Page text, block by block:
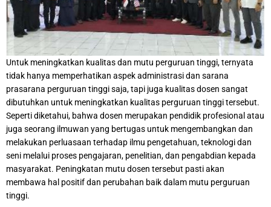
Untuk meningkatkan kualitas dan mutu perguruan tinggi, ternyata
tidak hanya memperhatikan aspek administrasi dan sarana
prasarana perguruan tinggi saja, tapi juga kualitas dosen sangat
dibutuhkan untuk meningkatkan kualitas perguruan tinggi tersebut.
Seperti diketahui, bahwa dosen merupakan pendidik profesional atau
juga seorang ilmuwan yang bertugas untuk mengembangkan dan
melakukan perluasaan terhadap ilmu pengetahuan, teknologi dan
seni melalui proses pengajaran, penelitian, dan pengabdian kepada
masyarakat. Peningkatan mutu dosen tersebut pasti akan
membawa hal positif dan perubahan baik dalam mutu perguruan
tinggi.